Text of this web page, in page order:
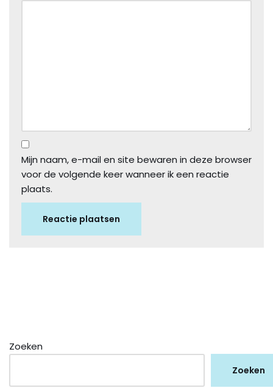
Mijn naam, e-mail en site bewaren in deze browser
voor de volgende keer wanneer ik een reactie
plaats.
Zoeken
Zoeken